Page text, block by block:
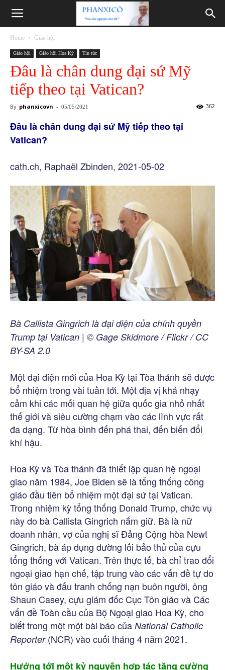
Phanxicô
Home Giáo hội
Giáo hội Giáo hội Hoa Kỳ Tin tức
Đâu là chân dung đại sứ Mỹ
tiếp theo tại Vatican?
By phanxicovn - 05/05/2021 362
Đâu là chân dung đại sứ Mỹ tiếp theo tại
Vatican?
cath.ch, Raphaël Zbinden, 2021-05-02
Bà Callista Gingrich là đại diện của chính quyền
Trump tại Vatican | © Gage Skidmore / Flickr / CC
BY-SA 2.0
Một đại diện mới của Hoa Kỳ tại Tòa thánh sẽ được
bổ nhiệm trong vài tuần tới. Một địa vị khá nhạy
cảm khi các mối quan hệ giữa quốc gia nhỏ nhất
thế giới và siêu cường chạm vào các lĩnh vực rất
đa dạng. Từ hòa bình đến phá thai, đến biến đổi
khí hậu.
Hoa Kỳ và Tòa thánh đã thiết lập quan hệ ngoại
giao năm 1984, Joe Biden sẽ là tổng thống công
giáo đầu tiên bổ nhiệm một đại sứ tại Vatican.
Trong nhiệm kỳ tổng thống Donald Trump, chức vụ
này do bà Callista Gingrich nắm giữ. Bà là nữ
doanh nhân, vợ của nghị sĩ Đảng Cộng hòa Newt
Gingrich, bà áp dụng đường lối bảo thủ của cựu
tổng thống với Vatican. Trên thực tế, bà chỉ trao đổi
ngoại giao hạn chế, tập trung vào các vấn đề tự do
tôn giáo và đấu tranh chống nạn buôn người, ông
Shaun Casey, cựu giám đốc Cục Tôn giáo và Các
vấn đề Toàn cầu của Bộ Ngoại giao Hoa Kỳ, cho
biết trong một một bài báo của National Catholic
Reporter(NCR) vào cuối tháng 4 năm 2021.
Hướng tới một kỷ nguyên hợp tác tăng cường